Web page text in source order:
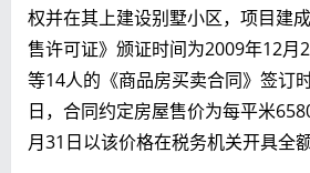
权并在其上建设别墅小区，项目建
售许可证》颁证时间为2009年12月
等14人的《商品房买卖合同》签订
日，合同约定房屋售价为每平米
月31日以该价格在税务机关开具全